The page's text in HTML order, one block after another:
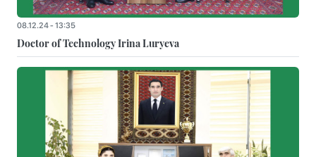
08.12.24 - 13:35
Doctor of Technology Irina Luryeva